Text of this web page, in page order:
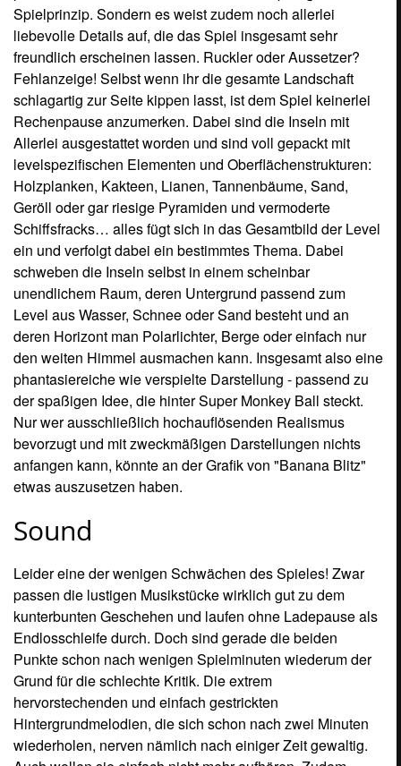
den weiten Himmel ausmachen kann. Insgesamt also eine
phantasiereiche wie verspielte Darstellung - passend zu
der spaßigen Idee, die hinter Super Monkey Ball steckt.
Nur wer ausschließlich hochauflösenden Realismus
bevorzugt und mit zweckmäßigen Darstellungen nichts
anfangen kann, könnte an der Grafik von "Banana Blitz"
etwas auszusetzen haben.
Sound
Leider eine der wenigen Schwächen des Spieles! Zwar
passen die lustigen Musikstücke wirklich gut zu dem
kunterbunten Geschehen und laufen ohne Ladepause als
Endlosschleife durch. Doch sind gerade die beiden
Punkte schon nach wenigen Spielminuten wiederum der
Grund für die schlechte Kritik. Die extrem
hervorstechenden und einfach gestrickten
Hintergrundmelodien, die sich schon nach zwei Minuten
wiederholen, nerven nämlich nach einiger Zeit gewaltig.
Auch wollen sie einfach nicht mehr aufhören. Zudem
sucht man vergebens nach einer Möglichkeit, die
Lautstärke der BGM zu verringern oder gar völlig
abzuschalten, damit man nebenbei vielleicht eine andere
Musik hören könnte. Doch Nichts zu machen! Schaltet ihr
aber den Sound ganz ab, indem ihr euren Fernseher oder
So leitet ein„Fertig?... LOS!!!“passend den Start ein.
Außerdem sorgen die putzigen Geräusche der Äffchen
nicht selten für einen Lacher, wenn sie beispielsweise bei
zu hohem Tempo nicht mehr in der Kugel laufen können
und darin quiekend ihre Kreise drehen! Alles in allem ist
die lustige kunterbunte Soundkulisse zwar ok und
durchaus passend, doch eignet sich diese Art der Akustik
einfach nicht für länger benötigte Melodien im
Hintergrund. Das ist dann wieder zu viel des Guten!